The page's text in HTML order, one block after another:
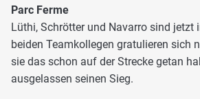
Parc Ferme
Lüthi, Schrötter und Navarro sind jetzt
beiden Teamkollegen gratulieren sich
sie das schon auf der Strecke getan
ausgelassen seinen Sieg.